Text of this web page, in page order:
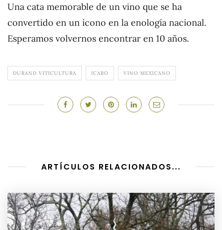
Una cata memorable de un vino que se ha
convertido en un ícono en la enología nacional.
Esperamos volvernos encontrar en 10 años.
DURAND VITICULTURA ICARO VINO MEXICANO
ARTÍCULOS RELACIONADOS...